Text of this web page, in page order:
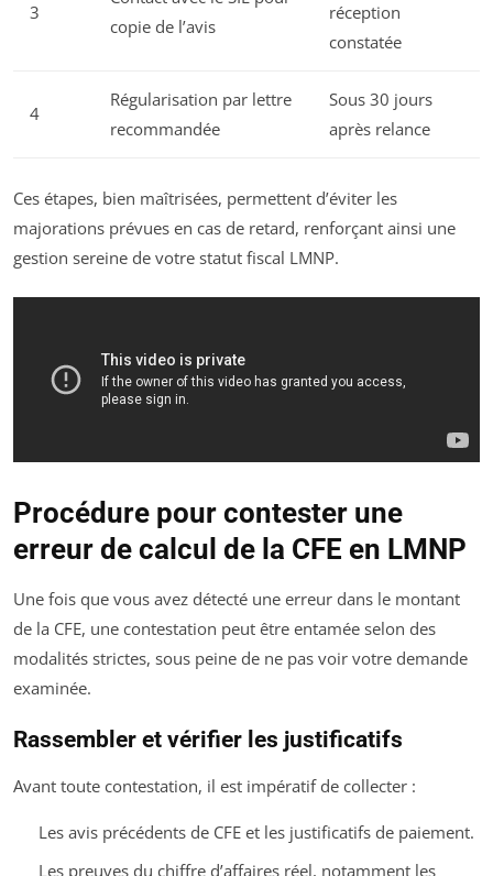
3
copie de l’avis
réception
constatée
4
Régularisation par lettre
recommandée
Sous 30 jours
après relance
Ces étapes, bien maîtrisées, permettent d’éviter les
majorations prévues en cas de retard, renforçant ainsi une
gestion sereine de votre statut fiscal LMNP.
Procédure pour contester une
erreur de calcul de la CFE en LMNP
Une fois que vous avez détecté une erreur dans le montant
de la CFE, une contestation peut être entamée selon des
modalités strictes, sous peine de ne pas voir votre demande
examinée.
Rassembler et vérifier les justificatifs
Avant toute contestation, il est impératif de collecter :
Les avis précédents de CFE et les justificatifs de paiement.
Les preuves du chiffre d’affaires réel, notamment les